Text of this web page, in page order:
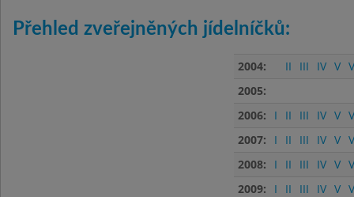
Přehled zveřejněných jídelníčků:
2004: II III IV V
2005:
2006:
I II III IV V
2007:
I II III IV V
2008:
I II III IV V
2009:
I II III IV V